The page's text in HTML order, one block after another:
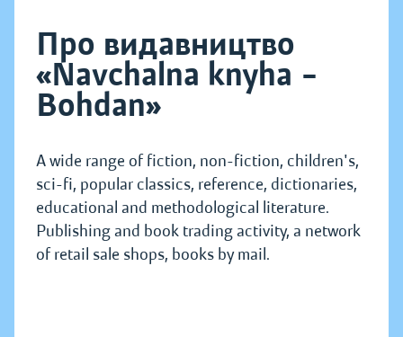
Про видавництво
«Navchalna knyha –
Bohdan»
A wide range of fiction, non-fiction, children's,
sci-fi, popular classics, reference, dictionaries,
educational and methodological literature.
Publishing and book trading activity, a network
of retail sale shops, books by mail.